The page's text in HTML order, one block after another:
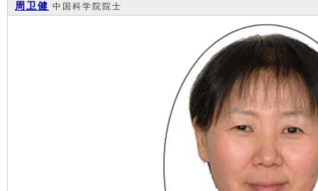
周卫健 中国科学院院士